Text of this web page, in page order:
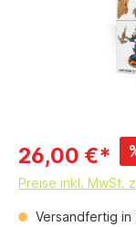
26,00 €*
Preise inkl. MwSt.
Versandfertig